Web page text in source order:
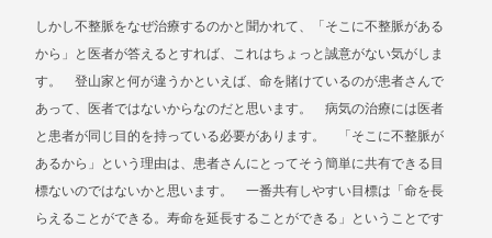
しかし不整脈をなぜ治療するのかと聞かれて、「そこに不整脈がある
から」と医者が答えるとすれば、これはちょっと誠意がない気がしま
す。 登山家と何が違うかといえば、命を賭けているのが患者さんで
あって、医者ではないからなのだと思います。 病気の治療には医者
と患者が同じ目的を持っている必要があります。 「そこに不整脈が
あるから」という理由は、患者さんにとってそう簡単に共有できる目
標ないのではないかと思います。 一番共有しやすい目標は「命を長
らえることができる。寿命を延長することができる」ということです